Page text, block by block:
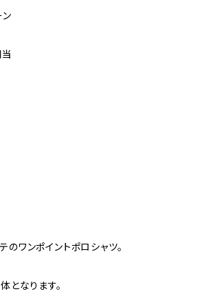
ン
のワンポイントポロシャツ。
となります。